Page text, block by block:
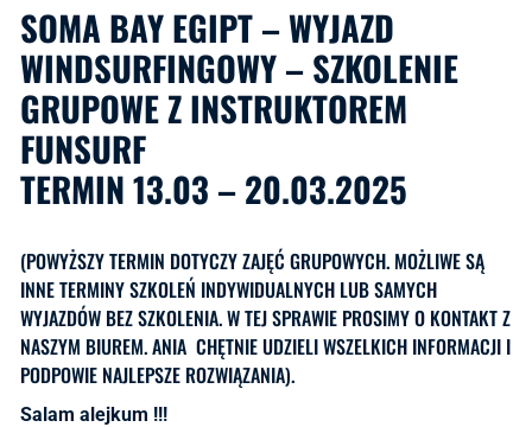
SOMA BAY EGIPT – WYJAZD
WINDSURFINGOWY – SZKOLENIE
GRUPOWE Z INSTRUKTOREM
FUNSURF
TERMIN 13.03 – 20.03.2025
(POWYŻSZY TERMIN DOTYCZY ZAJĘĆ GRUPOWYCH. MOŻLIWE SĄ
INNE TERMINY SZKOLEŃ INDYWIDUALNYCH LUB SAMYCH
WYJAZDÓW BEZ SZKOLENIA. W TEJ SPRAWIE PROSIMY O KONTAKT Z
NASZYM BIUREM. ANIA CHĘTNIE UDZIELI WSZELKICH INFORMACJI I
PODPOWIE NAJLEPSZE ROZWIĄZANIA).
Salam alejkum !!!